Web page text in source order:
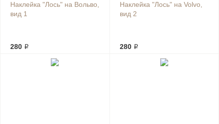
Наклейка "Лось" на Вольво,
вид 1
280 ₽
Наклейка "Лось" на Volvo,
вид 2
280 ₽